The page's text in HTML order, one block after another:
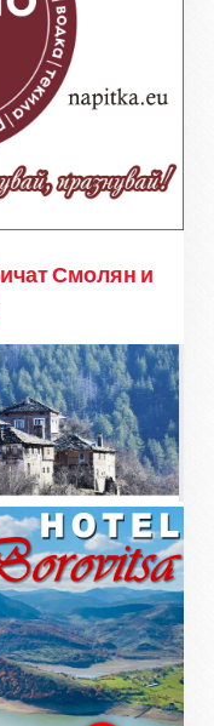
Смолян и